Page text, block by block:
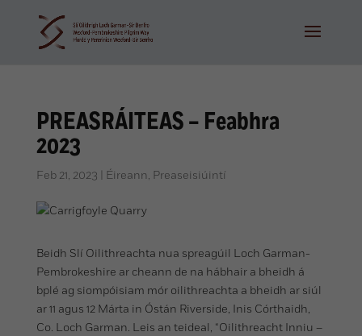
PREASRÁITEAS – Feabhra
2023
Feb 21, 2023 | Éireann, Preaseisiúintí
Beidh Slí Oilithreachta nua spreagúil Loch Garman-
Pembrokeshire ar cheann de na hábhair a bheidh á
bplé ag siompóisiam mór oilithreachta a bheidh ar siúl
ar 11 agus 12 Márta in Óstán Riverside, Inis Córthaidh,
Co. Loch Garman. Leis an teideal, “Oilithreacht Inniu –